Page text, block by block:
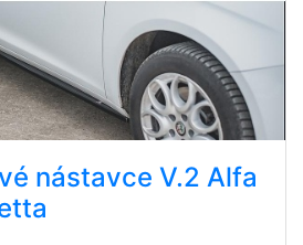
nástavce V.2 Alfa